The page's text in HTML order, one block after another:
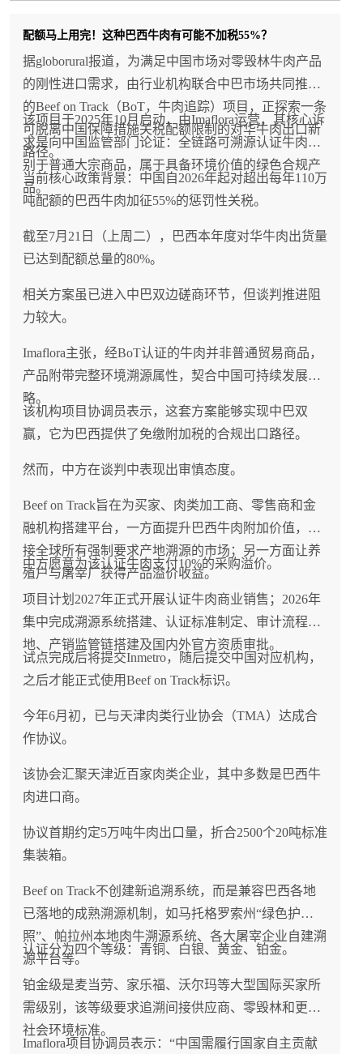
配额马上用完！这种巴西牛肉有可能不加税55%？
据globorural报道，为满足中国市场对零毁林牛肉产品
的刚性进口需求，由行业机构联合中巴市场共同推进
的Beef on Track（BoT，牛肉追踪）项目，正探索一条
可脱离中国保障措施关税配额限制的对华牛肉出口新
路径。
该项目于2025年10月启动，由Imaflora运营，其核心诉
求是向中国监管部门论证：全链路可溯源认证牛肉区
别于普通大宗商品，属于具备环境价值的绿色合规产
品。
当前核心政策背景：中国自2026年起对超出每年110万
吨配额的巴西牛肉加征55%的惩罚性关税。
截至7月21日（上周二），巴西本年度对华牛肉出货量
已达到配额总量的80%。
相关方案虽已进入中巴双边磋商环节，但谈判推进阻
力较大。
Imaflora主张，经BoT认证的牛肉并非普通贸易商品，
产品附带完整环境溯源属性，契合中国可持续发展战
略。
该机构项目协调员表示，这套方案能够实现中巴双
赢，它为巴西提供了免缴附加税的合规出口路径。
然而，中方在谈判中表现出审慎态度。
Beef on Track旨在为买家、肉类加工商、零售商和金
融机构搭建平台，一方面提升巴西牛肉附加价值，对
接全球所有强制要求产地溯源的市场；另一方面让养
殖户与屠宰厂获得产品溢价收益。
中方愿意为该认证牛肉支付10%的采购溢价。
项目计划2027年正式开展认证牛肉商业销售；2026年
集中完成溯源系统搭建、认证标准制定、审计流程落
地、产销监管链搭建及国内外官方资质审批。
试点完成后将提交Inmetro，随后提交中国对应机构，
之后才能正式使用Beef on Track标识。
今年6月初，已与天津肉类行业协会（TMA）达成合
作协议。
该协会汇聚天津近百家肉类企业，其中多数是巴西牛
肉进口商。
协议首期约定5万吨牛肉出口量，折合2500个20吨标准
集装箱。
Beef on Track不创建新追溯系统，而是兼容巴西各地
已落地的成熟溯源机制，如马托格罗索州“绿色护
照”、帕拉州本地肉牛溯源系统、各大屠宰企业自建溯
源平台等。
认证分为四个等级：青铜、白银、黄金、铂金。
铂金级是麦当劳、家乐福、沃尔玛等大型国际买家所
需级别，该等级要求追溯间接供应商、零毁林和更高
社会环境标准。
Imaflora项目协调员表示：“中国需履行国家自主贡献